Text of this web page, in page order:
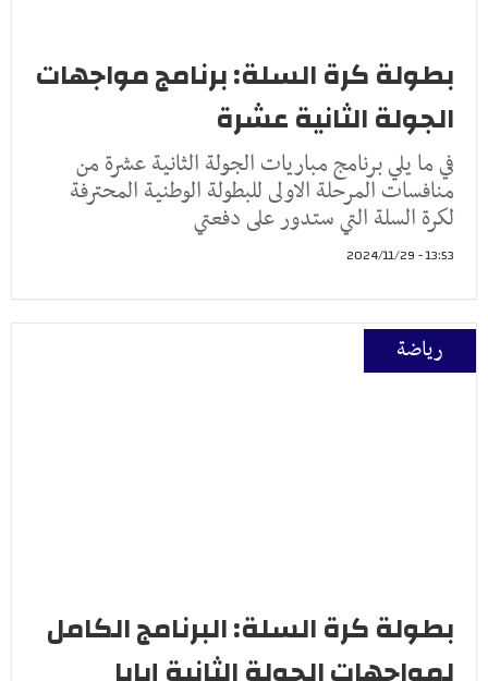
بطولة كرة السلة: برنامج مواجهات
الجولة الثانية عشرة
في ما يلي برنامج مباريات الجولة الثانية عشرة من
منافسات المرحلة الاولى للبطولة الوطنية المحترفة
لكرة السلة التي ستدور على دفعتي
13:53 - 2024/11/29
رياضة
بطولة كرة السلة: البرنامج الكامل